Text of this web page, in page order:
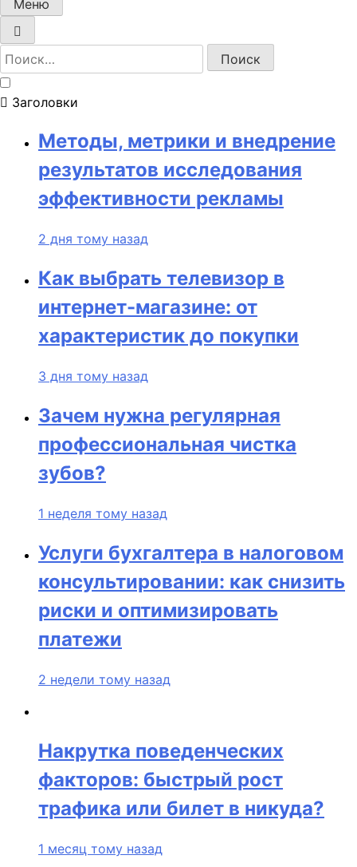
Меню
Найти:
Заголовки
Методы, метрики и внедрение
результатов исследования
эффективности рекламы
2 дня тому назад
Как выбрать телевизор в
интернет-магазине: от
характеристик до покупки
3 дня тому назад
Зачем нужна регулярная
профессиональная чистка
зубов?
1 неделя тому назад
Услуги бухгалтера в налоговом
консультировании: как снизить
риски и оптимизировать
платежи
2 недели тому назад
Накрутка поведенческих
факторов: быстрый рост
трафика или билет в никуда?
1 месяц тому назад